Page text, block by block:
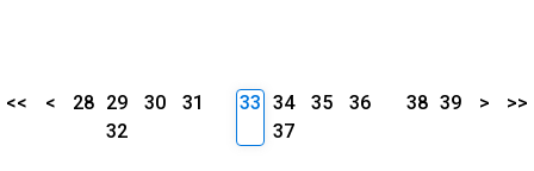
<< < 28 29 30
31
32
33 34 35
36
37
38 39 > >>